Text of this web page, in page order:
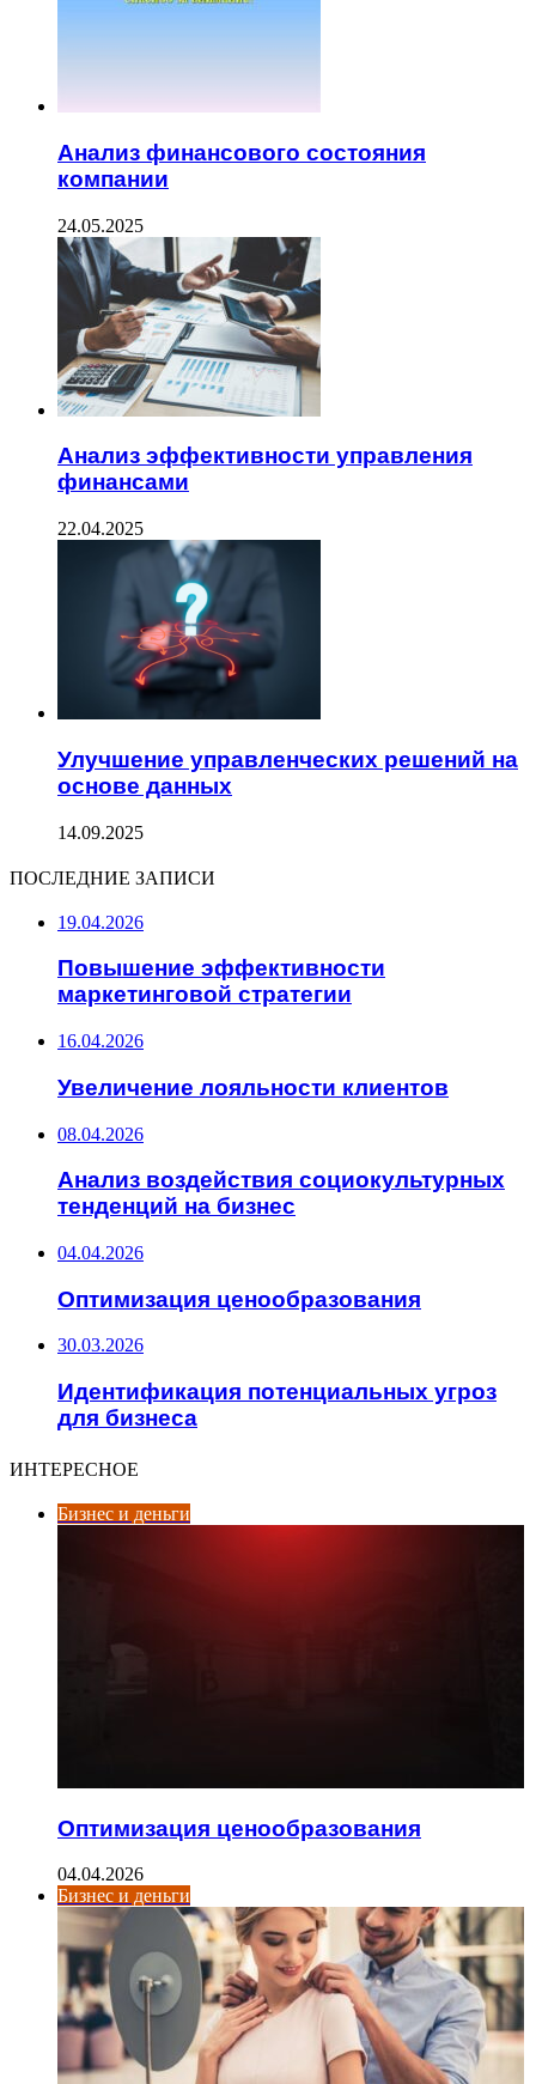
Анализ финансового состояния
компании
24.05.2025
Анализ эффективности управления
финансами
22.04.2025
Улучшение управленческих решений на
основе данных
14.09.2025
ПОСЛЕДНИЕ ЗАПИСИ
19.04.2026
Повышение эффективности
маркетинговой стратегии
16.04.2026
Увеличение лояльности клиентов
08.04.2026
Анализ воздействия социокультурных
тенденций на бизнес
04.04.2026
Оптимизация ценообразования
30.03.2026
Идентификация потенциальных угроз
для бизнеса
ИНТЕРЕСНОЕ
Бизнес и деньги
Оптимизация ценообразования
04.04.2026
Бизнес и деньги